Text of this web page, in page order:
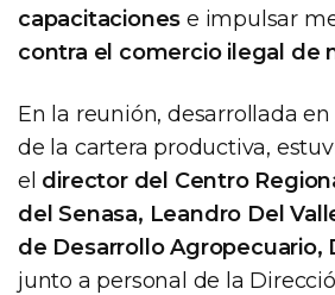
capacitaciones e impulsar
contra el comercio ilegal de
En la reunión, desarrollada
de la cartera productiva,
el director del Centro
del Senasa, Leandro Del
de Desarrollo Agropecuario,
junto a personal de la